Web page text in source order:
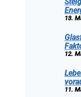
13.
12.
11.